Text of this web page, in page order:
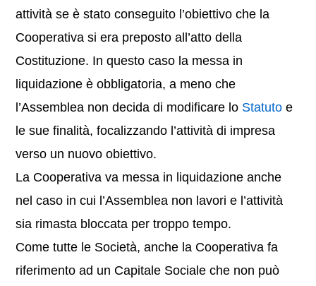
attività se è stato conseguito l’obiettivo che la
Cooperativa si era preposto all’atto della
Costituzione. In questo caso la messa in
liquidazione è obbligatoria, a meno che
l’Assemblea non decida di modificare lo Statuto e
le sue finalità, focalizzando l’attività di impresa
verso un nuovo obiettivo.
La Cooperativa va messa in liquidazione anche
nel caso in cui l’Assemblea non lavori e l’attività
sia rimasta bloccata per troppo tempo.
Come tutte le Società, anche la Cooperativa fa
riferimento ad un Capitale Sociale che non può